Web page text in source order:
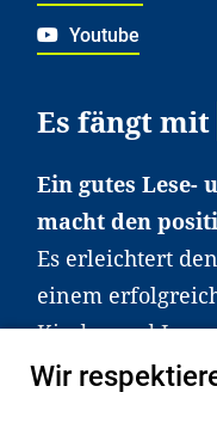
Youtube
Es fängt mit
Ein gutes Lese-
macht den
Es erleichtert
einem
Kinder und
haben aber
Wir